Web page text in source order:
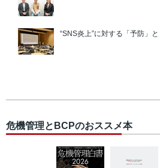
“SNS炎上”に対する「予防」
危機管理とBCPのおススメ本